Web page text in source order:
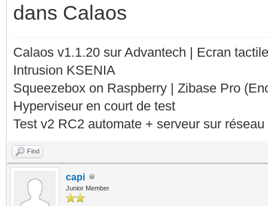
dans Calaos
Calaos v1.1.20 sur Advantech | Ecran
Intrusion KSENIA
Squeezebox on Raspberry | Zibase Pro
Hyperviseur en court de test
Test v2 RC2 automate + serveur sur
Find
capi
Junior Member